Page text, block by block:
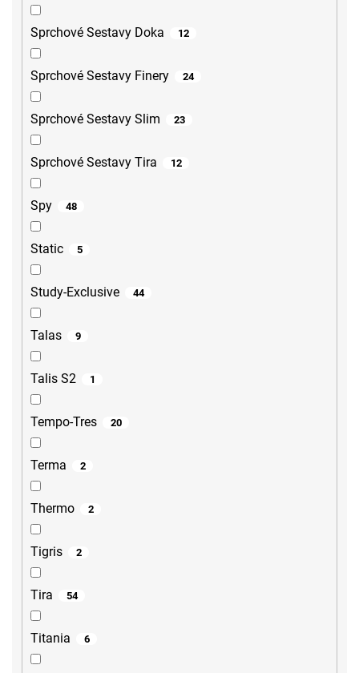
Sprchové Sestavy Doka 12
Sprchové Sestavy Finery 24
Sprchové Sestavy Slim 23
Sprchové Sestavy Tira 12
Spy 48
Static 5
Study-Exclusive 44
Talas 9
Talis S2 1
Tempo-Tres 20
Terma 2
Thermo 2
Tigris 2
Tira 54
Titania 6